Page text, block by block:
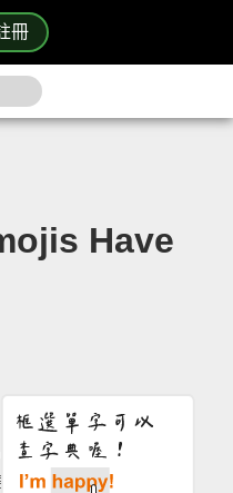
冊
Have
(4)